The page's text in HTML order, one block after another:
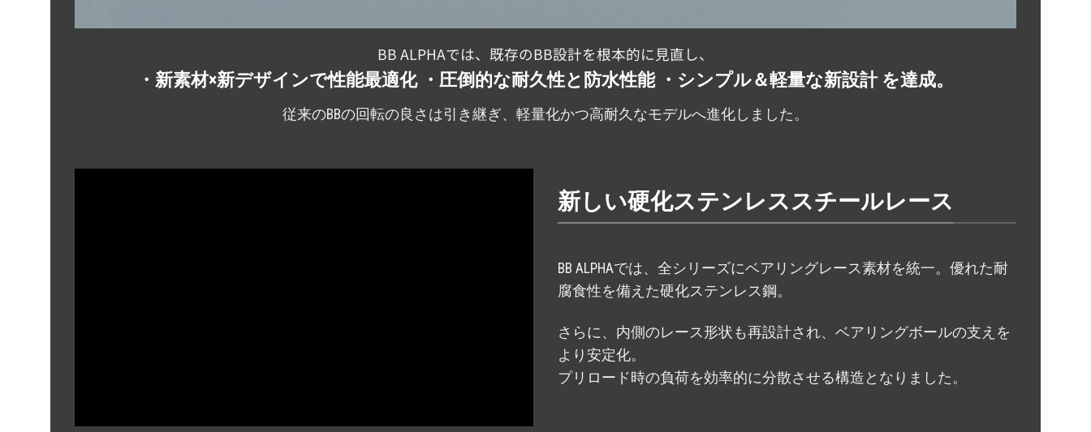
BB ALPHAでは、既存のBB設計を根本的に見直し、
・新素材×新デザインで性能最適化 ・圧倒的な耐久性と防水性能 ・シンプル＆軽量な新設計 を達成。
従来のBBの回転の良さは引き継ぎ、軽量化かつ高耐久なモデルへ進化しました。
新しい硬化ステンレススチールレース
BB ALPHAでは、全シリーズにベアリングレース素材を統一。優れた耐
腐食性を備えた硬化ステンレス鋼。
さらに、内側のレース形状も再設計され、ベアリングボールの支えを
より安定化。
プリロード時の負荷を効率的に分散させる構造となりました。